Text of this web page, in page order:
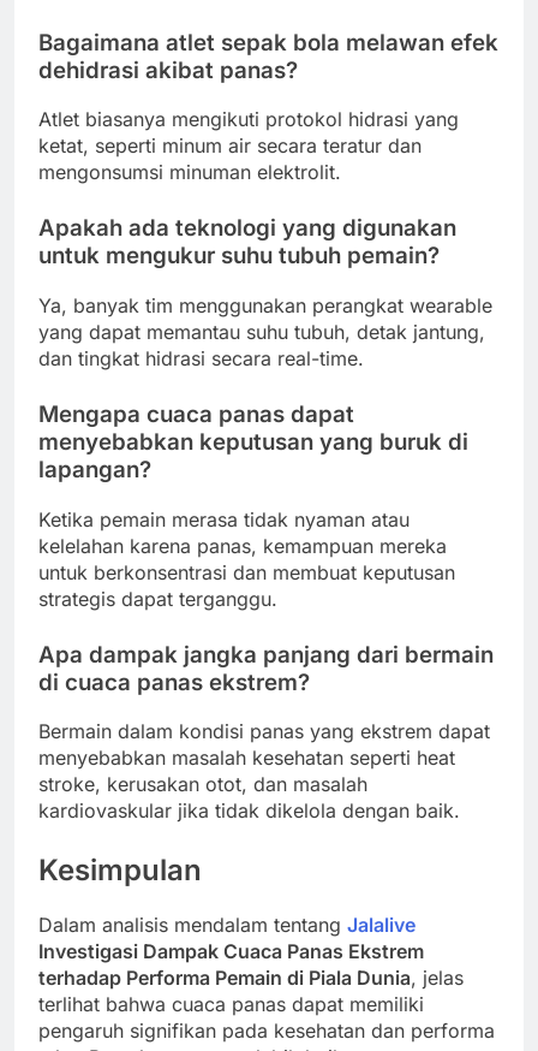
Bagaimana atlet sepak bola melawan efek
dehidrasi akibat panas?
Atlet biasanya mengikuti protokol hidrasi yang
ketat, seperti minum air secara teratur dan
mengonsumsi minuman elektrolit.
Apakah ada teknologi yang digunakan
untuk mengukur suhu tubuh pemain?
Ya, banyak tim menggunakan perangkat wearable
yang dapat memantau suhu tubuh, detak jantung,
dan tingkat hidrasi secara real-time.
Mengapa cuaca panas dapat
menyebabkan keputusan yang buruk di
lapangan?
Ketika pemain merasa tidak nyaman atau
kelelahan karena panas, kemampuan mereka
untuk berkonsentrasi dan membuat keputusan
strategis dapat terganggu.
Apa dampak jangka panjang dari bermain
di cuaca panas ekstrem?
Bermain dalam kondisi panas yang ekstrem dapat
menyebabkan masalah kesehatan seperti heat
stroke, kerusakan otot, dan masalah
kardiovaskular jika tidak dikelola dengan baik.
Kesimpulan
Dalam analisis mendalam tentang Jalalive
Investigasi Dampak Cuaca Panas Ekstrem
terhadap Performa Pemain di Piala Dunia, jelas
terlihat bahwa cuaca panas dapat memiliki
pengaruh signifikan pada kesehatan dan performa